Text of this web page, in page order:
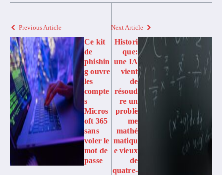
Previous Article
Ce kit
de
phishin
g ouvre
les
compte
s
Micros
oft 365
sans
voler le
mot de
passe
Next Article
Histori
que:
une IA
vient
de
résoud
re un
problè
me
mathé
matiqu
e vieux
de
quatre-